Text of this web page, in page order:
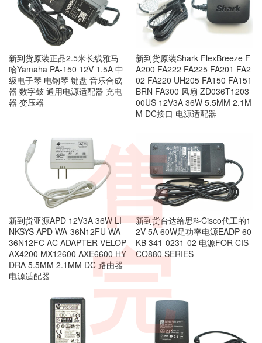
新到货原装正品2.5米长线雅马
哈Yamaha PA-150 12V 1.5A 中
级电子琴 电钢琴 键盘 音乐合成
器 数字鼓 通用电源适配器 充电
器 变压器
新到货原装Shark FlexBreeze F
A200 FA222 FA225 FA201 FA2
02 FA220 UH205 FA150 FA151
BRN FA300 风扇 ZD036T1203
00US 12V3A 36W 5.5MM 2.1M
M DC接口 电源适配器
新到货亚源APD 12V3A 36W LI
NKSYS APD WA-36N12FU WA-
36N12FC AC ADAPTER VELOP
AX4200 MX12600 AXE6600 HY
DRA 5.5MM 2.1MM DC 路由器
电源适配器
新到货台达给思科Cisco代工的1
2V 5A 60W足功率电源EADP-60
KB 341-0231-02 电源FOR CIS
CO880 SERIES
售
完